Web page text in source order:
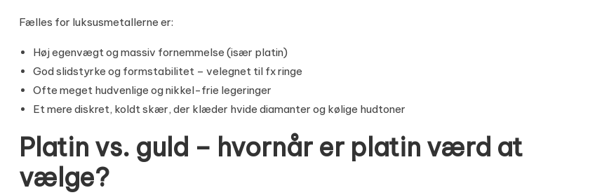
Fælles for luksusmetallerne er:
Høj egenvægt og massiv fornemmelse (især platin)
God slidstyrke og formstabilitet – velegnet til fx ringe
Ofte meget hudvenlige og nikkel-frie legeringer
Et mere diskret, koldt skær, der klæder hvide diamanter og kølige hudtoner
Platin vs. guld – hvornår er platin værd at
vælge?